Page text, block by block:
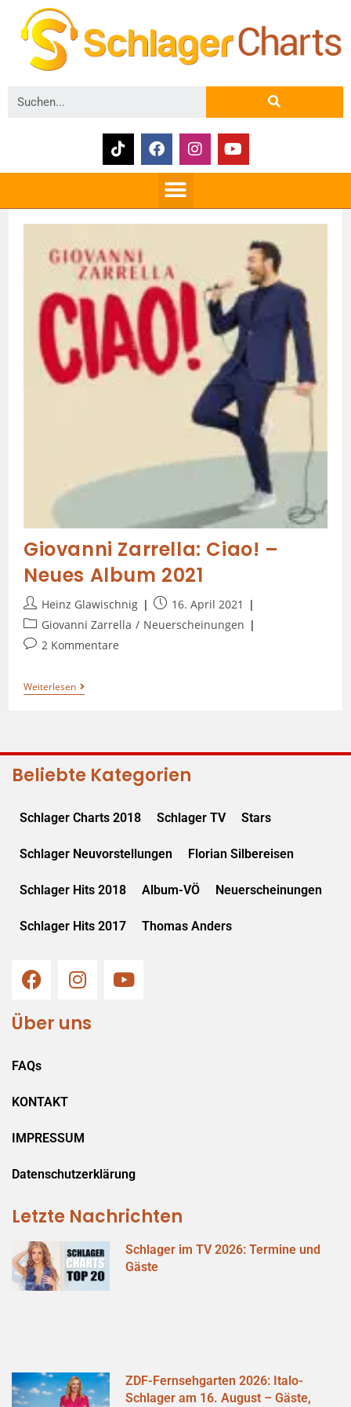
Giovanni Zarrella: Ciao! –
Neues Album 2021
Heinz Glawischnig
16. April 2021
Giovanni Zarrella / Neuerscheinungen
2 Kommentare
Weiterlesen
Beliebte Kategorien
Schlager Charts 2018 Schlager TV Stars
Schlager Neuvorstellungen Florian Silbereisen
Schlager Hits 2018 Album-VÖ Neuerscheinungen
Schlager Hits 2017 Thomas Anders
Über uns
FAQs
KONTAKT
IMPRESSUM
Datenschutzerklärung
Letzte Nachrichten
Schlager im TV 2026: Termine und
Gäste
ZDF-Fernsehgarten 2026: Italo-
Schlager am 16. August – Gäste,